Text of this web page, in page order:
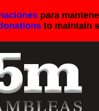
para
to maintain